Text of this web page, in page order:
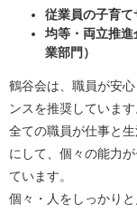
従業員の子育て
均等・両立推
業部門）
鶴谷会は、職員が安
ンスを推奨しています
全ての職員が仕事と
にして、個々の能力
ています。
個々・人をしっかり